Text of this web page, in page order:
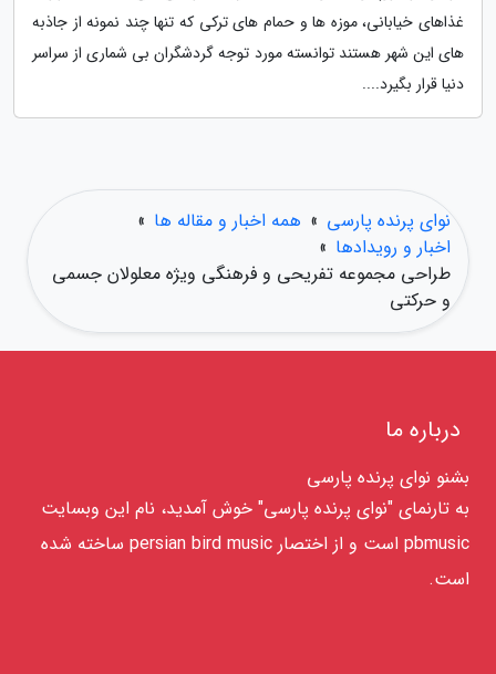
غذاهای خیابانی، موزه ها و حمام های ترکی که تنها چند نمونه از جاذبه
های این شهر هستند توانسته مورد توجه گردشگران بی شماری از سراسر
دنیا قرار بگیرد....
نوای پرنده پارسی » همه اخبار و مقاله ها »
اخبار و رویدادها »
طراحی مجموعه تفریحی و فرهنگی ویژه معلولان جسمی
و حرکتی
درباره ما
بشنو نوای پرنده پارسی
به تارنمای "نوای پرنده پارسی" خوش آمدید، نام این وبسایت
pbmusic است و از اختصار persian bird music ساخته شده
است.